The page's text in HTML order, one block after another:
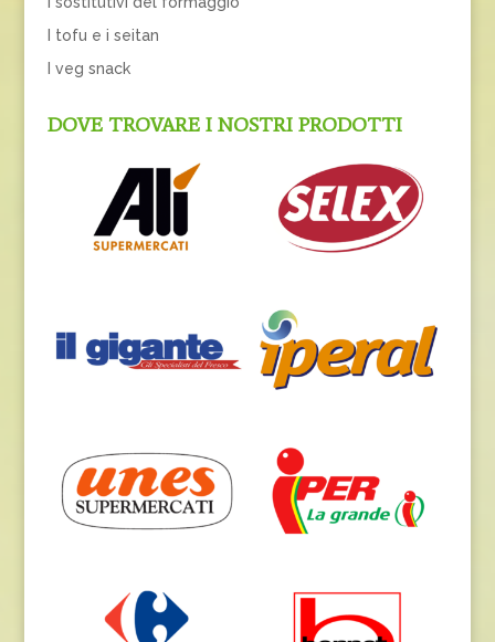
I tofu e i seitan
I veg snack
DOVE TROVARE I NOSTRI PRODOTTI